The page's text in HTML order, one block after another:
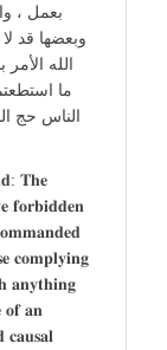
بعمل ،
وبعضها قد
الله
𝐓𝐡𝐞
𝐜𝐨𝐦𝐩𝐥𝐲𝐢𝐧𝐠
𝐚𝐧𝐲𝐭𝐡𝐢𝐧𝐠
𝐨𝐟 𝐚𝐧
𝐜𝐚𝐮𝐬𝐚𝐥